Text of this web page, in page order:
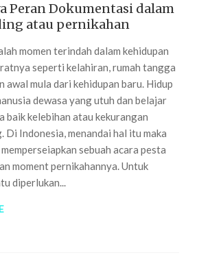
Peran Dokumentasi dalam
atau pernikahan
momen terindah dalam kehidupan
seperti kelahiran, rumah tangga
awal mula dari kehidupan baru. Hidup
dewasa yang utuh dan belajar
baik kelebihan atau kekurangan
Di Indonesia, menandai hal itu maka
sebuah acara pesta
moment pernikahannya. Untuk
diperlukan...